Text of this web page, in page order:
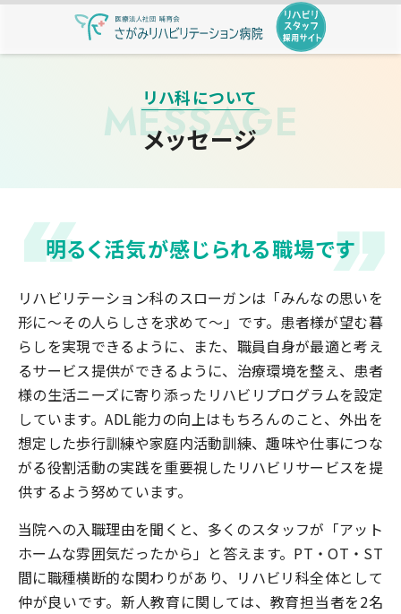
リハ科について
メッセージ
MESSAGE
明るく活気が感じられる職場です
リハビリテーション科のスローガンは「みんなの思いを
形に～その人らしさを求めて～」です。患者様が望む暮
らしを実現できるように、また、職員自身が最適と考え
るサービス提供ができるように、治療環境を整え、患者
様の生活ニーズに寄り添ったリハビリプログラムを設定
しています。ADL能力の向上はもちろんのこと、外出を
想定した歩行訓練や家庭内活動訓練、趣味や仕事につな
がる役割活動の実践を重要視したリハビリサービスを提
供するよう努めています。
当院への入職理由を聞くと、多くのスタッフが「アット
ホームな雰囲気だったから」と答えます。PT・OT・ST
間に職種横断的な関わりがあり、リハビリ科全体として
仲が良いです。新人教育に関しては、教育担当者を2名
福利厚生・特色
先輩の声
教育
アクセス
よくある質問
エントリー・お問い合わせ